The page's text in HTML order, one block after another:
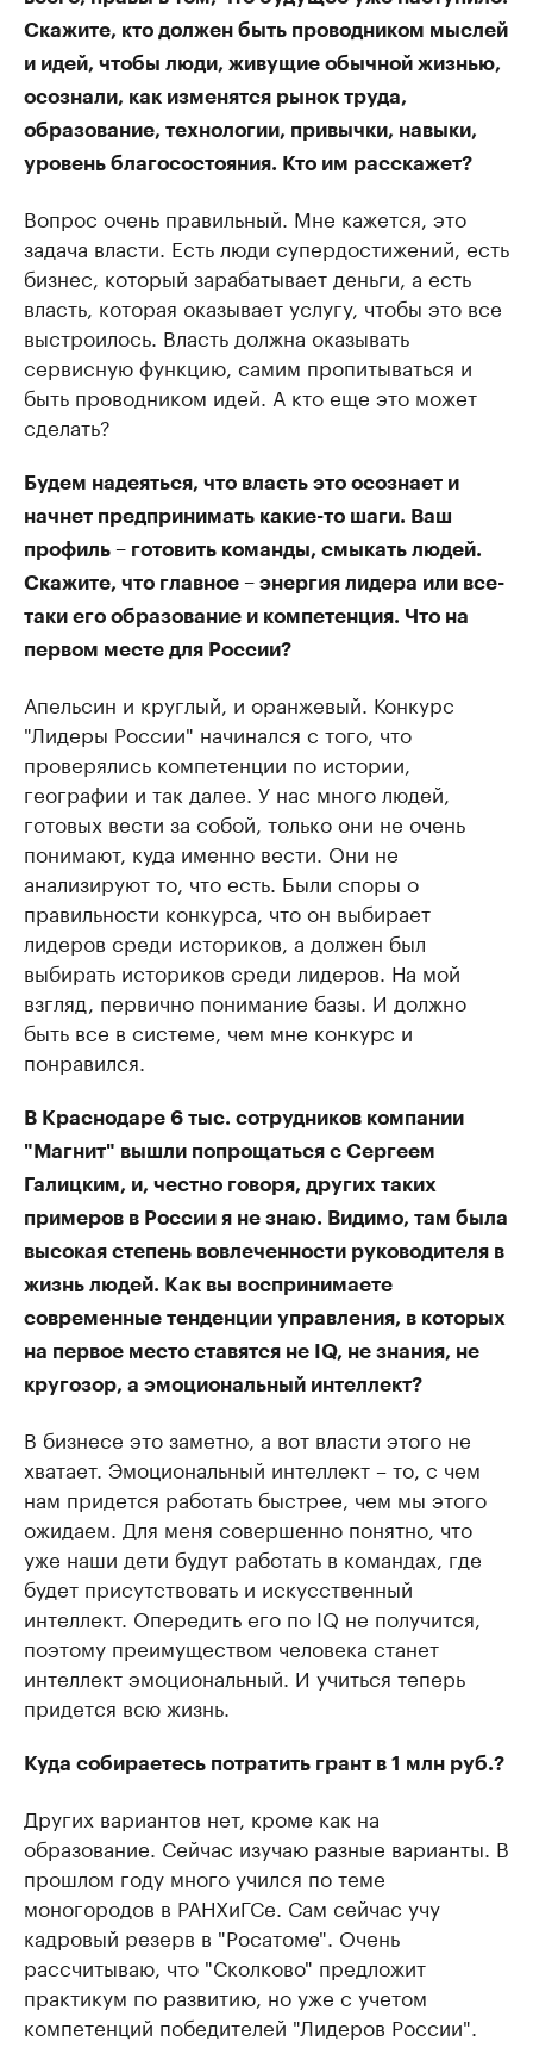
Скажите, кто должен быть проводником мыслей
и идей, чтобы люди, живущие обычной жизнью,
осознали, как изменятся рынок труда,
образование, технологии, привычки, навыки,
уровень благосостояния. Кто им расскажет?
Вопрос очень правильный. Мне кажется, это
задача власти. Есть люди супердостижений, есть
бизнес, который зарабатывает деньги, а есть
власть, которая оказывает услугу, чтобы это все
выстроилось. Власть должна оказывать
сервисную функцию, самим пропитываться и
быть проводником идей. А кто еще это может
сделать?
Будем надеяться, что власть это осознает и
начнет предпринимать какие-то шаги. Ваш
профиль – готовить команды, смыкать людей.
Скажите, что главное – энергия лидера или все-
таки его образование и компетенция. Что на
первом месте для России?
Апельсин и круглый, и оранжевый. Конкурс
"Лидеры России" начинался с того, что
проверялись компетенции по истории,
географии и так далее. У нас много людей,
готовых вести за собой, только они не очень
понимают, куда именно вести. Они не
анализируют то, что есть. Были споры о
правильности конкурса, что он выбирает
лидеров среди историков, а должен был
выбирать историков среди лидеров. На мой
взгляд, первично понимание базы. И должно
быть все в системе, чем мне конкурс и
понравился.
В Краснодаре 6 тыс. сотрудников компании
"Магнит" вышли попрощаться с Сергеем
Галицким, и, честно говоря, других таких
примеров в России я не знаю. Видимо, там была
высокая степень вовлеченности руководителя в
жизнь людей. Как вы воспринимаете
современные тенденции управления, в которых
на первое место ставятся не IQ, не знания, не
кругозор, а эмоциональный интеллект?
В бизнесе это заметно, а вот власти этого не
хватает. Эмоциональный интеллект – то, с чем
нам придется работать быстрее, чем мы этого
ожидаем. Для меня совершенно понятно, что
уже наши дети будут работать в командах, где
будет присутствовать и искусственный
интеллект. Опередить его по IQ не получится,
поэтому преимуществом человека станет
интеллект эмоциональный. И учиться теперь
придется всю жизнь.
Куда собираетесь потратить грант в 1 млн руб.?
Других вариантов нет, кроме как на
образование. Сейчас изучаю разные варианты. В
прошлом году много учился по теме
моногородов в РАНХиГСе. Сам сейчас учу
кадровый резерв в "Росатоме". Очень
рассчитываю, что "Сколково" предложит
практикум по развитию, но уже с учетом
компетенций победителей "Лидеров России".